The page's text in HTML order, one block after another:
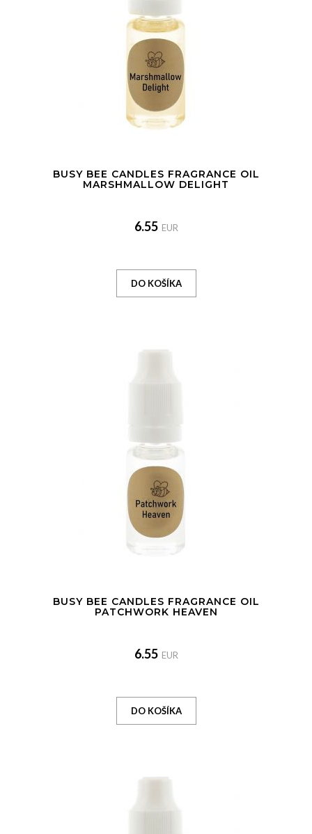
BUSY BEE CANDLES FRAGRANCE OIL
MARSHMALLOW DELIGHT
6.55 EUR
BUSY BEE CANDLES FRAGRANCE OIL
PATCHWORK HEAVEN
6.55 EUR